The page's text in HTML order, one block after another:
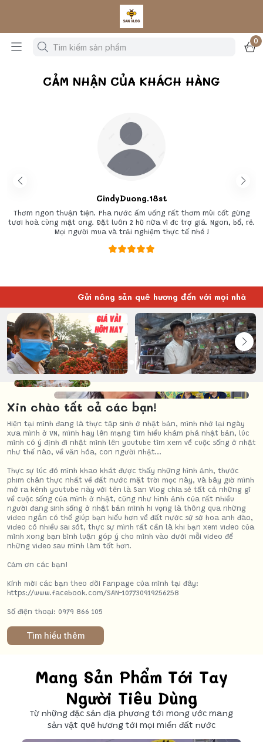
0
CẢM NHẬN CỦA KHÁCH HÀNG
CindyDuong.18st
Thơm ngon thuận tiện. Pha nước ấm uống rất thơm mùi cốt gừng
tươi hoà cùng mật ong. Đặt luôn 2 hũ nữa vì đc trợ giá. Ngon, bổ, rẻ.
Mọi người mua và trải nghiệm thực tế nhé !
Gửi nông sản quê hương đến với mọi nhà
Xin chào tất cả các bạn!
Hiện tại mình đang là thực tập sinh ở nhật bản, mình nhớ lại ngày
xưa mình ở VN, mình hay lên mạng tìm hiểu khám phá nhật bản, lúc
mình có ý định đi nhật mình lên youtube tìm xem về cuộc sống ở nhật
như thế nào, về văn hóa, con người nhật...
Thực sự lúc đó mình khao khát được thấy những hình ảnh, thước
phim chân thực nhất về đất nước mặt trời mọc này, Và bây giờ mình
mở ra kênh youtube này với tên là San Vlog chia sẻ tất cả những gì
về cuộc sống của mình ở nhật, cũng như hình ảnh của rất nhiều
người đang sinh sống ở nhật bản mình hi vọng là thông qua những
video ngắn có thể giúp bạn hiểu hơn về đất nước sứ sở hoa anh đào,
video có nhiều sai sót, thực sự mình rất cần là khi bạn xem video của
mình xong bạn bình luận góp ý cho mình vào dưới mỗi video để
những video sau mình làm tốt hơn.
Cảm ơn các bạn!
Kính mời các bạn theo dõi Fanpage của mình tại đây:
https://www.facebook.com/SAN-107730919256258
Số điện thoại: 0979 866 105
Tìm hiểu thêm
Mang Sản Phẩm Tới Tay
Người Tiêu Dùng
Từ những đặc sản địa phương tới mong ước mang
sản vật quê hương tới mọi miền đất nước